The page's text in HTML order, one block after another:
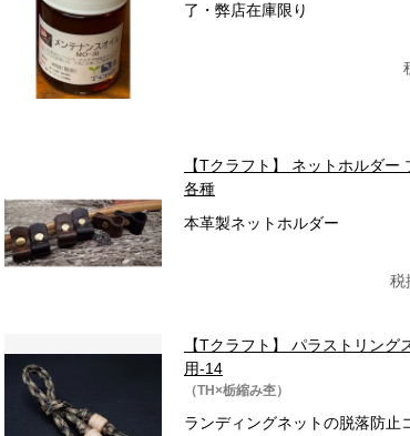
了・弊店在庫限り
【Tクラフト】 ネットホルダー
各種
本革製ネットホルダー
税
【Tクラフト】 パラストリング
用-14
（TH×栃縮み杢）
ランディングネットの脱落防止